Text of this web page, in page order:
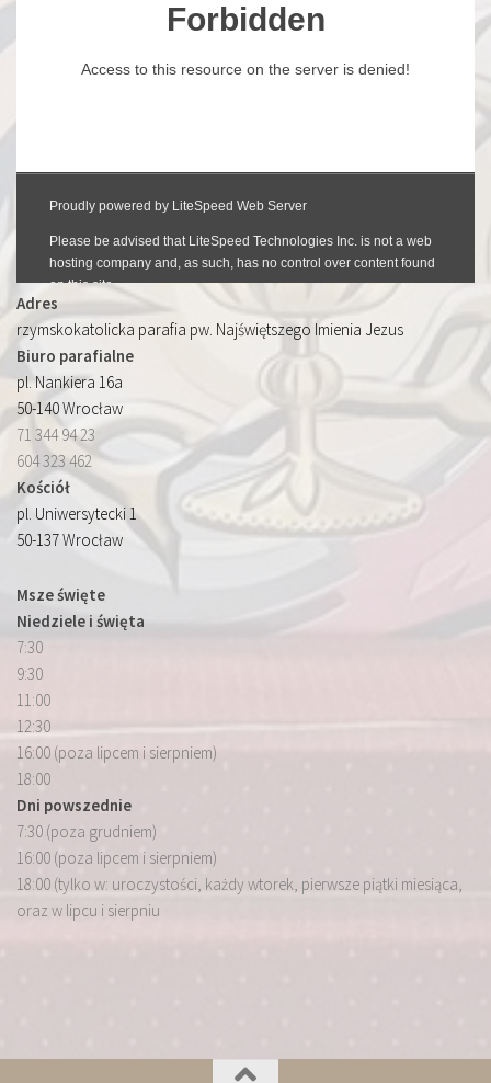
Adres
rzymskokatolicka parafia pw. Najświętszego Imienia Jezus
Biuro parafialne
pl. Nankiera 16a
50-140 Wrocław
71 344 94 23
604 323 462
Kościół
pl. Uniwersytecki 1
50-137 Wrocław
Msze święte
Niedziele i święta
7:30
9:30
11:00
12:30
16:00 (poza lipcem i sierpniem)
18:00
Dni powszednie
7:30 (poza grudniem)
16:00 (poza lipcem i sierpniem)
18:00 (tylko w: uroczystości, każdy wtorek, pierwsze piątki miesiąca,
oraz w lipcu i sierpniu